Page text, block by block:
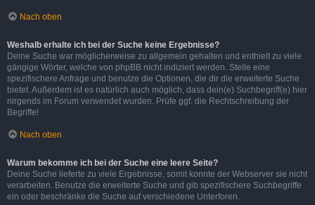
Nach oben
Weshalb erhalte ich bei der Suche keine Ergebnisse?
Deine Suche war möglicherweise zu allgemein gehalten und enthielt zu viele
gängige Wörter, welche von phpBB nicht indiziert werden. Stelle eine
spezifischere Anfrage und benutze die Optionen, die dir die erweiterte Suche
bietet. Außerdem ist es natürlich auch möglich, dass dein(e) Suchbegriff(e) hier
nirgends im Forum verwendet wurden. Prüfe ggf. die Rechtschreibung der
Begriffe!
Nach oben
Warum bekomme ich bei der Suche eine leere Seite?
Deine Suche lieferte zu viele Ergebnisse, somit konnte der Webserver sie nicht
verarbeiten. Benutze die erweiterte Suche und gib spezifischere Suchbegriffe
ein oder beschränke die Suche auf verschiedene Unterforen.